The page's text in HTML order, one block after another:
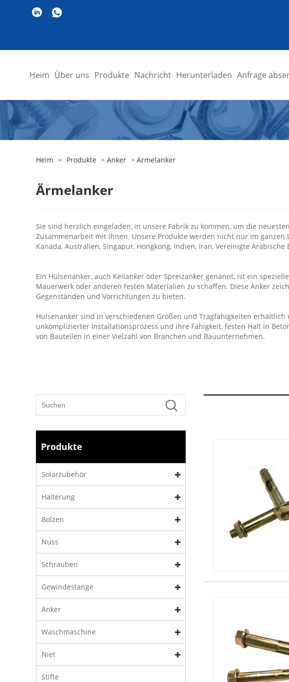
Heim Über uns Produkte Nachricht Herunterladen Anfrage
Heim > Produkte > Anker > Ärmelanker
Ärmelanker
Sie sind herzlich eingeladen, in unsere Fabrik zu kommen, um die
Zusammenarbeit mit Ihnen. Unsere Produkte werden nicht nur im
Kanada, Australien, Singapur, Hongkong, Indien, Iran, Vereinigte
Ein Hülsenanker, auch Keilanker oder Spreizanker genannt, ist ein
Mauerwerk oder anderen festen Materialien zu schaffen. Diese Anker
Gegenständen und Vorrichtungen zu bieten.
Hülsenanker sind in verschiedenen Größen und Tragfähigkeiten
unkomplizierter Installationsprozess und ihre Fähigkeit, festen Halt in
von Bauteilen in einer Vielzahl von Branchen und Bauunternehmen.
Produkte
Solarzubehör
Halterung
Bolzen
Nuss
Schrauben
Gewindestange
Anker
Waschmaschine
Niet
Stifte